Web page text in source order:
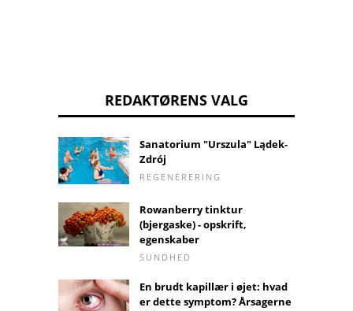
REDAKTØRENS VALG
Sanatorium "Urszula" Lądek-
Zdrój
REGENERERING
Rowanberry tinktur
(bjergaske) - opskrift,
egenskaber
SUNDHED
En brudt kapillær i øjet: hvad
er dette symptom? Årsagerne